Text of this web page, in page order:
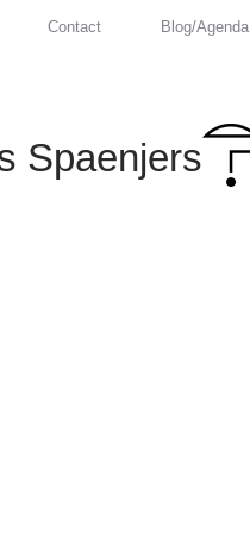
Contact Blog/Agenda
Spaenjers